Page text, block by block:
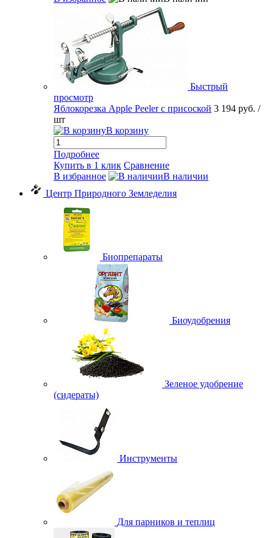
Быстрый
просмотр
Яблокорезка Apple Peeler с присоской 3 194 руб. /
шт
В корзину
Подробнее
Купить в 1 клик Сравнение
В избранное
В наличии
Центр Природного Земледелия
Биопрепараты
Биоудобрения
Зеленое удобрение
(сидераты)
Инструменты
Для парников и теплиц